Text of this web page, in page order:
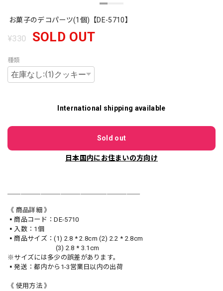
お菓子のデコパーツ(1個)【DE-5710】
¥330 SOLD OUT
種類
International shipping available
Sold out
日本国内にお住まいの方向け
《 商品詳細 》
▪️商品コード：DE-5710
▪️入数：1個
▪️商品サイズ：(1) 2.8 * 2.8cm (2) 2.2 * 2.8cm
(3) 2.8 * 3.1cm
※サイズには多少の誤差があります。
▪️発送：都内から1-3営業日以内の出荷
《 使用方法 》